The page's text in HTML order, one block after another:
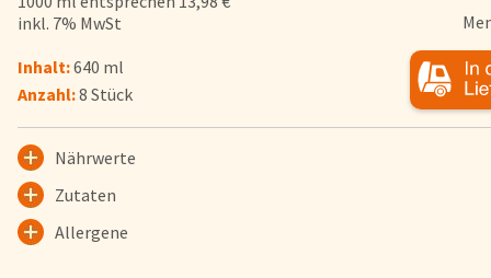
Nährwerte & Allergene
Lieferwagen
Login
Startseite
Genussflyer
Kontakt
inkl. 7% MwSt
Inhalt:640 ml
Anzahl:8 Stück
Nährwerte
Zutaten
Allergene